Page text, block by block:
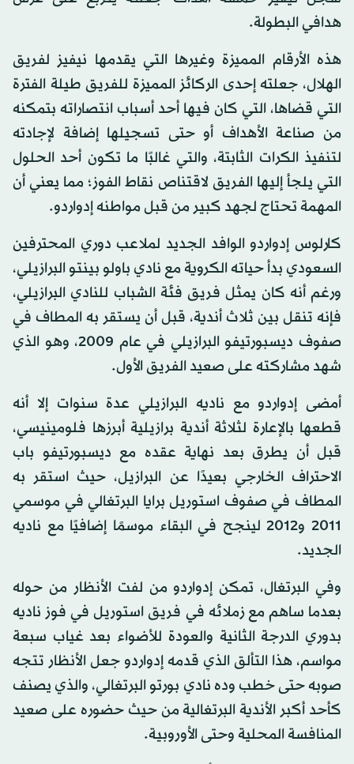
هدافي البطولة.
هذه الأرقام المميزة وغيرها التي يقدمها نيفيز لفريق
الهلال، جعلته إحدى الركائز المميزة للفريق طيلة الفترة
التي قضاها، التي كان فيها أحد أسباب انتصاراته بتمكنه
من صناعة الأهداف أو حتى تسجيلها إضافة لإجادته
لتنفيذ الكرات الثابتة، والتي غالبًا ما تكون أحد الحلول
التي يلجأ إليها الفريق لاقتناص نقاط الفوز؛ مما يعني أن
المهمة تحتاج لجهد كبير من قبل مواطنه إدواردو.
كارلوس إدواردو الوافد الجديد لملاعب دوري المحترفين
السعودي بدأ حياته الكروية مع نادي باولو بينتو البرازيلي،
ورغم أنه كان يمثل فريق فئة الشباب للنادي البرازيلي،
فإنه تنقل بين ثلاث أندية، قبل أن يستقر به المطاف في
صفوف ديسبورتيفو البرازيلي في عام 2009، وهو الذي
شهد مشاركته على صعيد الفريق الأول.
أمضى إدواردو مع ناديه البرازيلي عدة سنوات إلا أنه
قطعها بالإعارة لثلاثة أندية برازيلية أبرزها فلومينيسي،
قبل أن يطرق بعد نهاية عقده مع ديسبورتيفو باب
الاحتراف الخارجي بعيدًا عن البرازيل، حيث استقر به
المطاف في صفوف استوريل برايا البرتغالي في موسمي
2011 و2012 لينجح في البقاء موسمًا إضافيًا مع ناديه
الجديد.
وفي البرتغال، تمكن إدواردو من لفت الأنظار من حوله
بعدما ساهم مع زملائه في فريق استوريل في فوز ناديه
بدوري الدرجة الثانية والعودة للأضواء بعد غياب سبعة
مواسم، هذا التألق الذي قدمه إدواردو جعل الأنظار تتجه
صوبه حتى خطب وده نادي بورتو البرتغالي، والذي يصنف
كأحد أكبر الأندية البرتغالية من حيث حضوره على صعيد
المنافسة المحلية وحتى الأوروبية.